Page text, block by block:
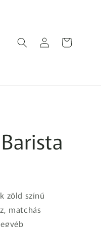
BejelentkezésKosár
zöld színű
matchás